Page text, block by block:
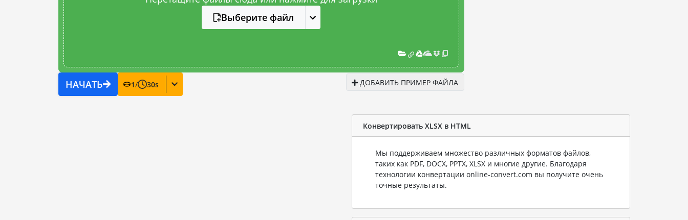
Выберите файл
НАЧАТЬ 1/ 30s ДОБАВИТЬ ПРИМЕР ФАЙЛА
Конвертировать XLSX в HTML
Мы поддерживаем множество различных форматов файлов,
таких как PDF, DOCX, PPTX, XLSX и многие другие. Благодаря
технологии конвертации online-convert.com вы получите очень
точные результаты.